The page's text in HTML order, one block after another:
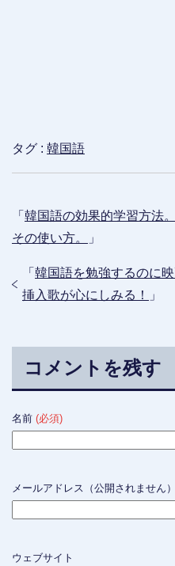
タグ : 韓国語
「 韓国語の効果的学習方法
その使い方。
」
「 韓国語を勉強するのに
挿入歌が心にしみる！
」
コメントを残す
名前 (必須)
メールアドレス（公開されません）
ウェブサイト